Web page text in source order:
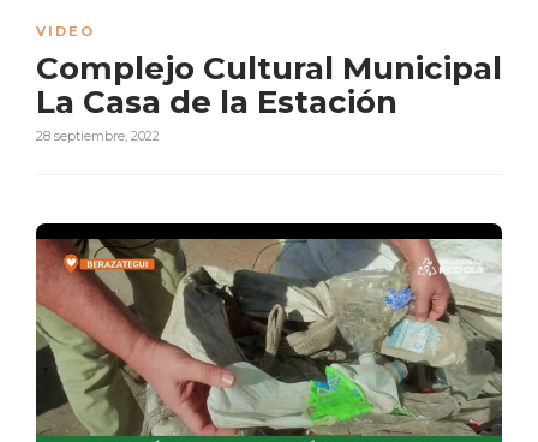
VIDEO
Complejo Cultural Municipal
La Casa de la Estación
28 septiembre, 2022